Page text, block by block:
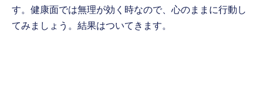
す。健康面では無理が効く時なので、心のままに行動し
てみましょう。結果はついてきます。